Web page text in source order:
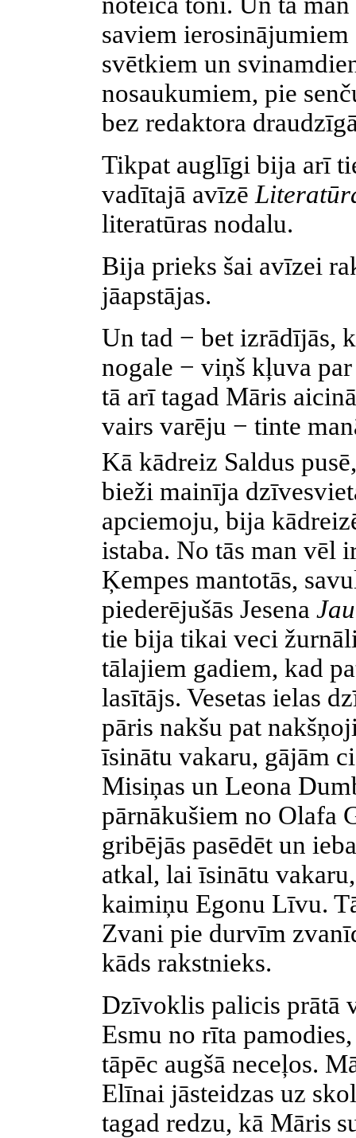
saviem
svētkiem un
nosaukumiem, pie
bez redaktora
Tikpat auglīgi bija arī
vadītajā avīzē
literatūras nodalu.
Bija prieks šai avīzei
jāapstājas.
Un tad − bet izrādījās,
nogale − viņš kļuva
tā arī tagad Māris
vairs varēju − tinte
Kā kādreiz Saldus
bieži mainīja
apciemoju, bija
istaba. No tās man vēl
Ķempes mantotās,
piederējušās Jesena
tie bija tikai veci
tālajiem gadiem, kad
lasītājs. Vesetas ielas
pāris nakšu pat
īsinātu vakaru, gājām
Misiņas un Leona
pārnākušiem no Olafa
gribējās pasēdēt un
atkal, lai īsinātu
kaimiņu Egonu Līvu.
Zvani pie durvīm
kāds rakstnieks.
Dzīvoklis palicis prātā
Esmu no rīta
tāpēc augšā neceļos.
Elīnai jāsteidzas uz
tagad redzu, kā Māris